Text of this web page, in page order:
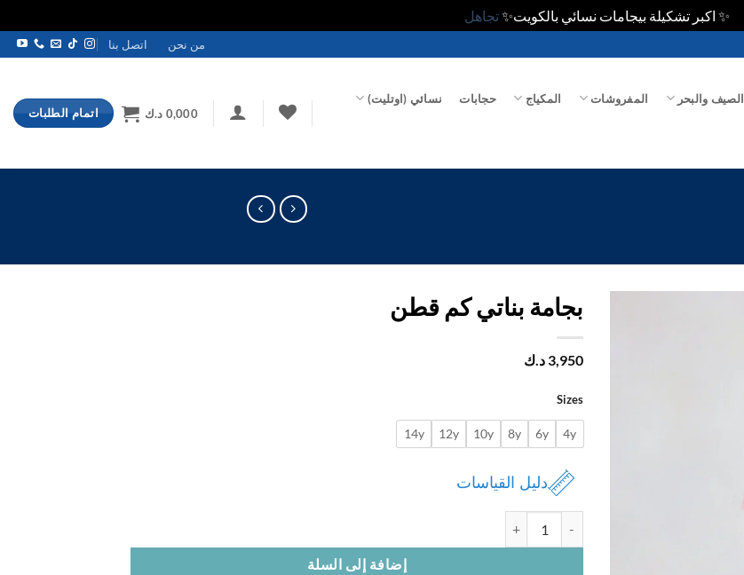
✨ اكبر تشكيلة بيجامات نسائي بالكويت✨تجاهل
من نحن اتصل بنا
الصيف والبحر المفروشات المكياج حجابات نسائي (اوتليت)
0,000 د.ك اتمام الطلبات
بجامة بناتي كم قطن
3,950 د.ك
Sizes
4y
6y
8y
10y
12y
14y
دليل القياسات
إضافة إلى السلة